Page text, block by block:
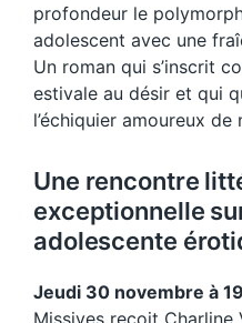
profondeur le
adolescent avec une
Un roman qui s’inscrit
estivale au désir et qui
l’échiquier amoureux
Une rencontre
exceptionnelle
adolescente
Jeudi 30 novembre à